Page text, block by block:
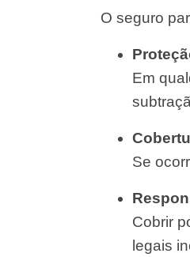
O seguro
Em
Se
Cobrir
legais